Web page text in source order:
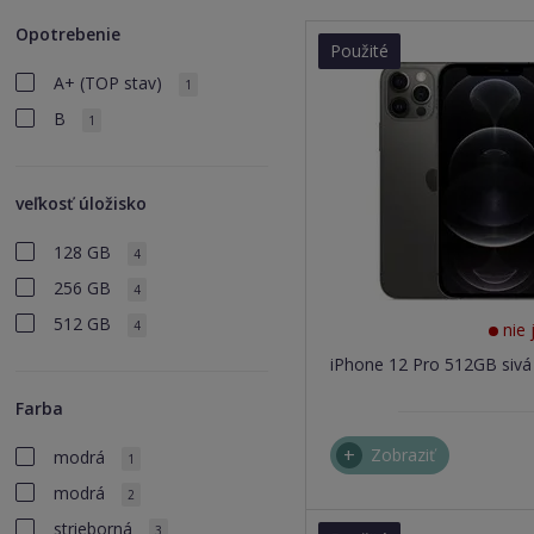
Opotrebenie
A+ (TOP stav) 1
B 1
veľkosť úložisko
128 GB 4
256 GB 4
512 GB 4
Farba
modrá 1
modrá 2
strieborná 3
Použité
nie
iPhone 12 Pro 512GB sivá
Zobraziť